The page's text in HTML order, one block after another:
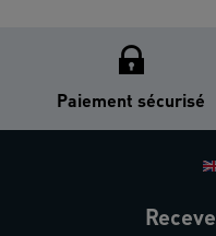
Paiement sécurisé